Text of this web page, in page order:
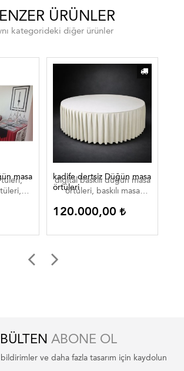
ÜRÜNLER
kategorideki diğer ürünler
masa
kadife dertsiz Düğün masa
örtüleri
digital baskılı düğün masa
örtüleri, baskılı masa
örtüleri , düğün masa
ortuleri
120.000,00
ABONE OL
ve daha fazla tasarım için kaydolun